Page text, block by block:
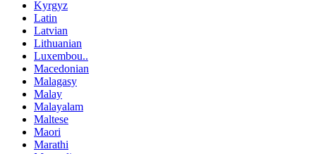
Kyrgyz
Latin
Latvian
Lithuanian
Luxembou..
Macedonian
Malagasy
Malay
Malayalam
Maltese
Maori
Marathi